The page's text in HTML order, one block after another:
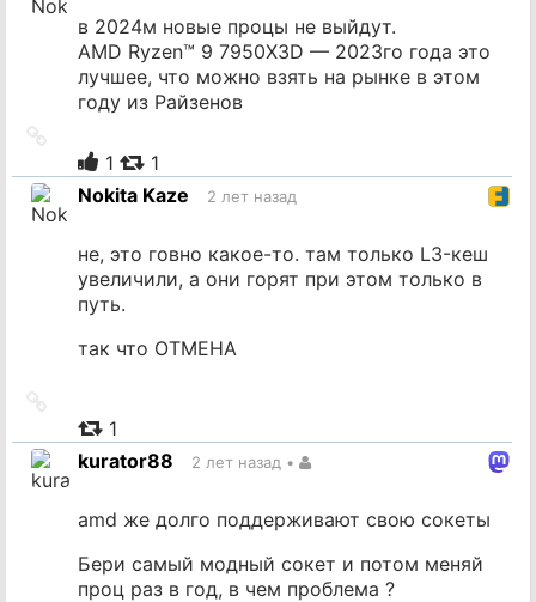
в 2024м новые процы не выйдут.
AMD Ryzen™ 9 7950X3D — 2023го года это
лучшее, что можно взять на рынке в этом
году из Райзенов
источник
1
1
Nokita Kaze
2 лет назад
не, это говно какое-то. там только L3-кеш
увеличили, а они горят при этом только в
путь.
так что ОТМЕНА
источник
1
kurator88
2 лет назад •
amd же долго поддерживают свою сокеты
Бери самый модный сокет и потом меняй
проц раз в год, в чем проблема ?